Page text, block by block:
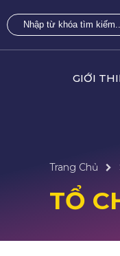
GIỚI
Trang Chủ
TỔ